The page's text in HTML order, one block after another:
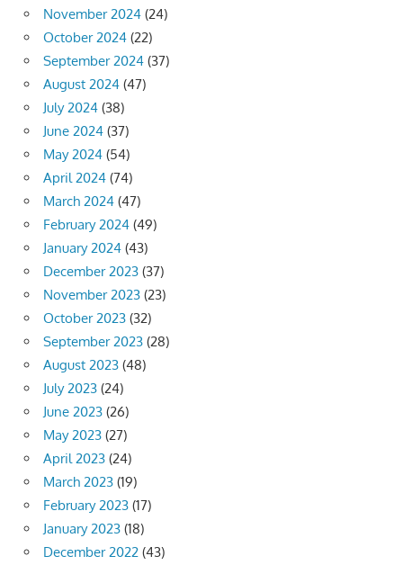
November 2024 (24)
October 2024 (22)
September 2024 (37)
August 2024 (47)
July 2024 (38)
June 2024 (37)
May 2024 (54)
April 2024 (74)
March 2024 (47)
February 2024 (49)
January 2024 (43)
December 2023 (37)
November 2023 (23)
October 2023 (32)
September 2023 (28)
August 2023 (48)
July 2023 (24)
June 2023 (26)
May 2023 (27)
April 2023 (24)
March 2023 (19)
February 2023 (17)
January 2023 (18)
December 2022 (43)